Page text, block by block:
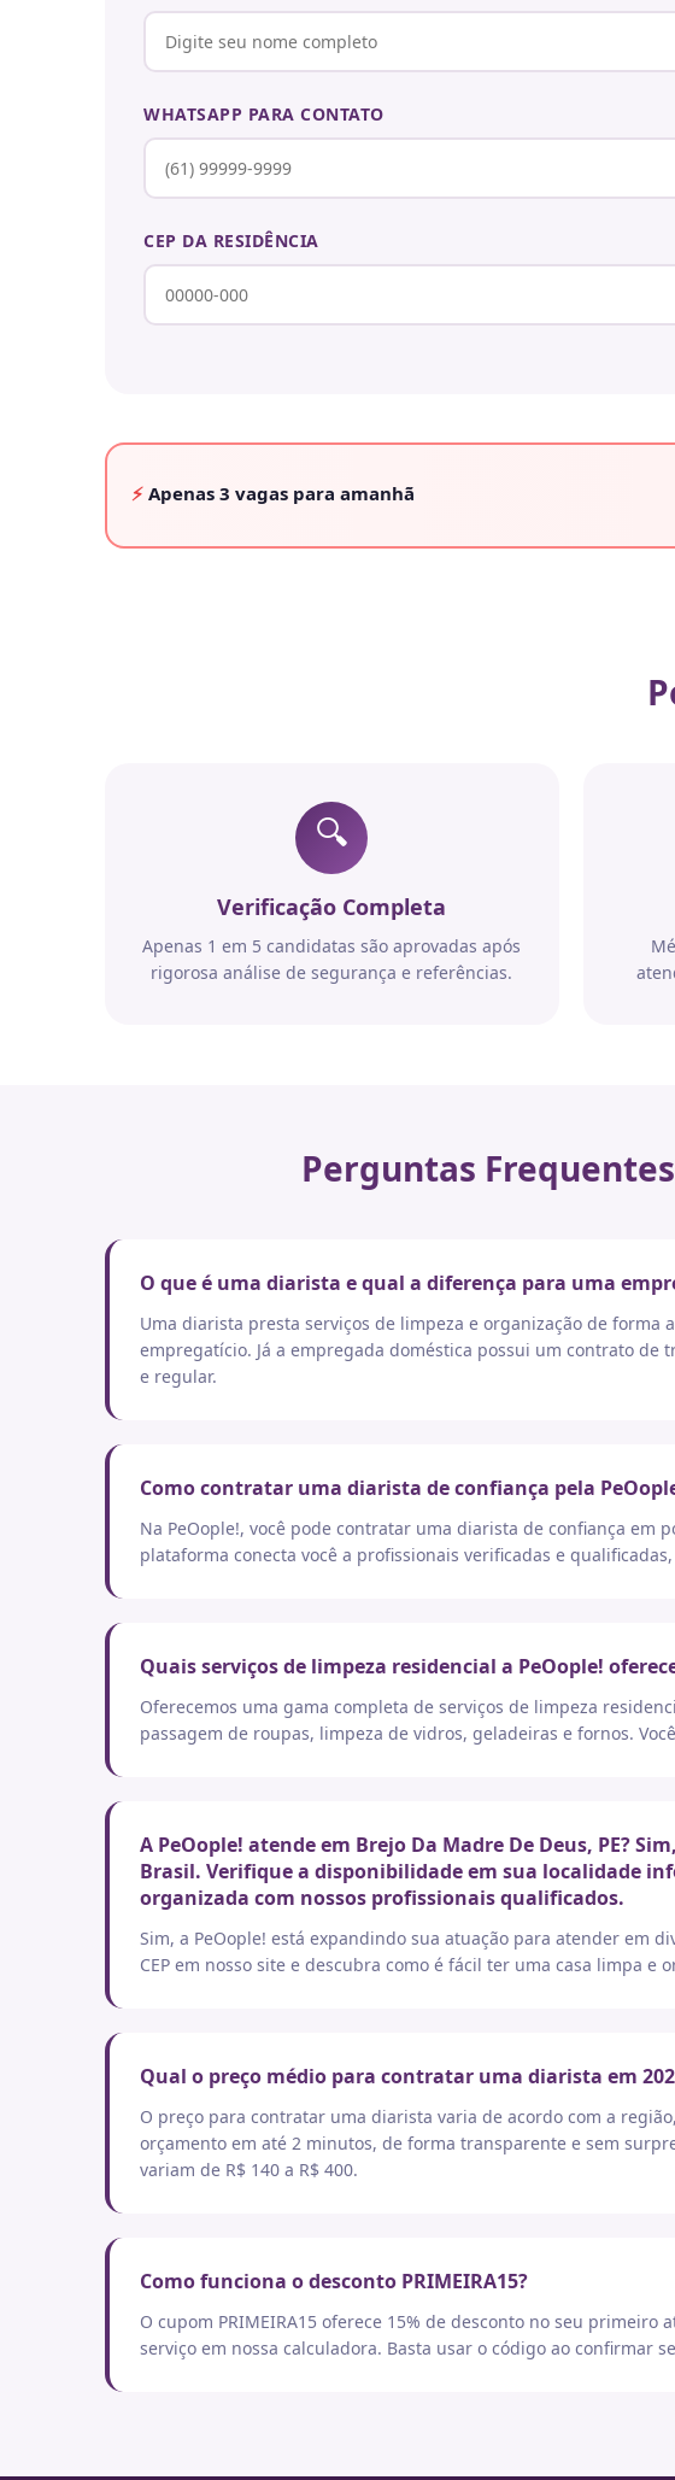
WHATSAPP PARA CONTATO
CEP DA RESIDÊNCIA
⚡ Apenas 3 vagas para amanhã
🔍
Verificação Completa
Apenas 1 em 5 candidatas são aprovadas após
rigorosa análise de segurança e referências.
Perguntas
O que é uma diarista e qual a diferença para uma
Uma diarista presta serviços de limpeza e organização de
empregatício. Já a empregada doméstica possui um contrato
e regular.
Como contratar uma diarista de confiança pela
Na PeOople!, você pode contratar uma diarista de confiança em
plataforma conecta você a profissionais verificadas e
Quais serviços de limpeza residencial a PeOople!
Oferecemos uma gama completa de serviços de limpeza
passagem de roupas, limpeza de vidros, geladeiras e fornos.
A PeOople! atende em Brejo Da Madre De Deus, PE?
Brasil. Verifique a disponibilidade em sua localidade
organizada com nossos profissionais qualificados.
Sim, a PeOople! está expandindo sua atuação para atender em
CEP em nosso site e descubra como é fácil ter uma casa limpa e
Qual o preço médio para contratar uma diarista em
O preço para contratar uma diarista varia de acordo com a
orçamento em até 2 minutos, de forma transparente e sem
variam de R$ 140 a R$ 400.
Como funciona o desconto PRIMEIRA15?
O cupom PRIMEIRA15 oferece 15% de desconto no seu
serviço em nossa calculadora. Basta usar o código ao confirmar